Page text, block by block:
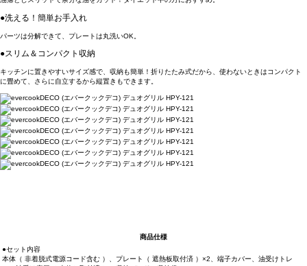
●洗える！簡単お手入れ
パーツは分解できて、プレートは丸洗いOK。
●スリム＆コンパクト収納
キッチンに置きやすいサイズ感で、収納も簡単！折りたたみ式だから、使わないときはコンパクト
に畳めて、さらに自立するから縦置きもできます。
商品仕様
●セット内容
本体（ 非着脱式電源コード含む ）、プレート（ 遮熱板取付済 ）×2、端子カバー、油受けトレ